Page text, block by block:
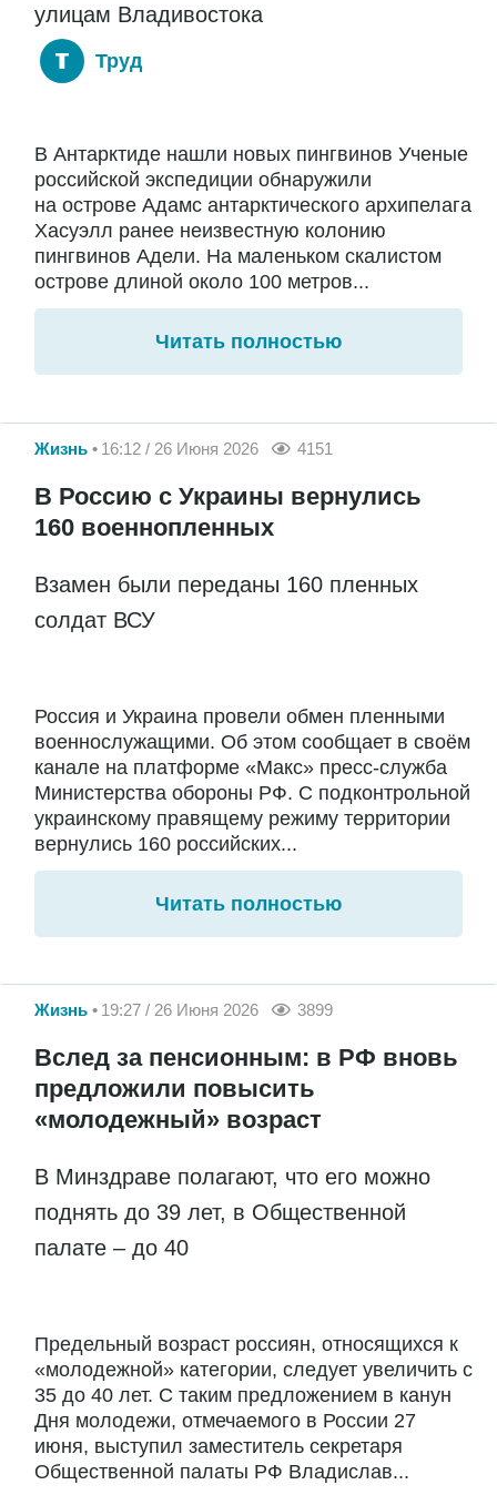
улицам Владивостока
Труд
В Антарктиде нашли новых пингвинов Ученые
российской экспедиции обнаружили
на острове Адамс антарктического архипелага
Хасуэлл ранее неизвестную колонию
пингвинов Адели. На маленьком скалистом
острове длиной около 100 метров...
Читать полностью
Жизнь 16:12 / 26 Июня 2026 4151
В Россию с Украины вернулись
160 военнопленных
Взамен были переданы 160 пленных
солдат ВСУ
Россия и Украина провели обмен пленными
военнослужащими. Об этом сообщает в своём
канале на платформе «Макс» пресс-служба
Министерства обороны РФ. С подконтрольной
украинскому правящему режиму территории
вернулись 160 российских...
Читать полностью
Жизнь 19:27 / 26 Июня 2026 3899
Вслед за пенсионным: в РФ вновь
предложили повысить
«молодежный» возраст
В Минздраве полагают, что его можно
поднять до 39 лет, в Общественной
палате – до 40
Предельный возраст россиян, относящихся к
«молодежной» категории, следует увеличить с
35 до 40 лет. С таким предложением в канун
Дня молодежи, отмечаемого в России 27
июня, выступил заместитель секретаря
Общественной палаты РФ Владислав...